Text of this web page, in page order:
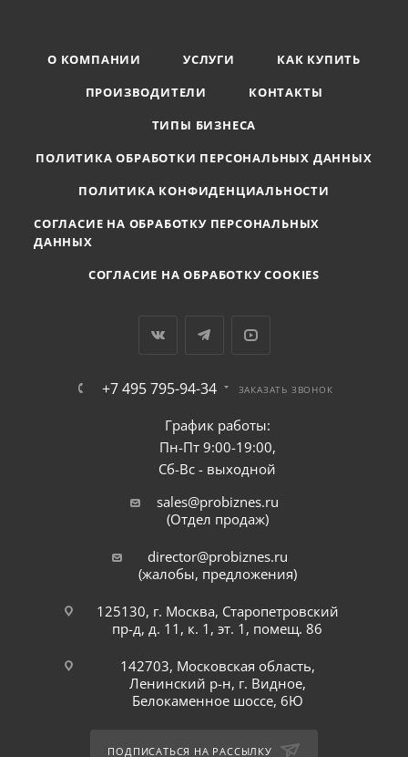
О КОМПАНИИ УСЛУГИ
КАК КУПИТЬ
ПРОИЗВОДИТЕЛИ
КОНТАКТЫ
ТИПЫ БИЗНЕСА
ПОЛИТИКА ОБРАБОТКИ ПЕРСОНАЛЬНЫХ ДАННЫХ
ПОЛИТИКА КОНФИДЕНЦИАЛЬНОСТИ
СОГЛАСИЕ НА ОБРАБОТКУ ПЕРСОНАЛЬНЫХ
ДАННЫХ
СОГЛАСИЕ НА ОБРАБОТКУ COOKIES
+7 495 795-94-34 ЗАКАЗАТЬ ЗВОНОК
График работы:
Пн-Пт 9:00-19:00,
Сб-Вс - выходной
sales@probiznes.ru
(Отдел продаж)
director@probiznes.ru
(жалобы, предложения)
125130, г. Москва, Старопетровский
пр-д, д. 11, к. 1, эт. 1, помещ. 86
142703, Московская область,
Ленинский р-н, г. Видное,
Белокаменное шоссе, 6Ю
ПОДПИСАТЬСЯ НА РАССЫЛКУ